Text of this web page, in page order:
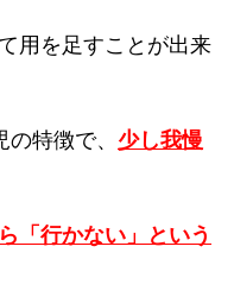
用を足すことが出来
特徴で、 少し我慢
「行かない」という